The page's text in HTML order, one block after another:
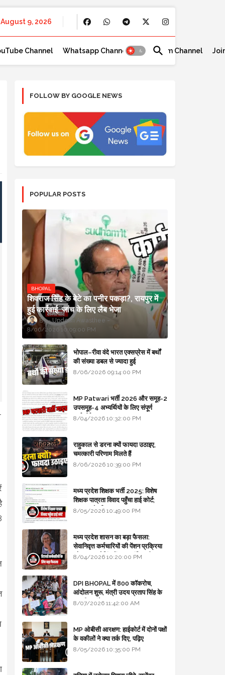
August 9, 2026
Channel Whatsapp Channel Telegram Channel
FOLLOW BY GOOGLE NEWS
POPULAR POSTS
BHOPAL
शिवराज सिंह के बेटे का पनीर पकड़ा?, रायपुर में
हुई कार्रवाई, जांच के लिए लैब भेजा
Updesh Awasthee
8/06/2026 10:09:00 PM
भोपाल–रीवा वंदे भारत एक्सप्रेस में बर्थों
की संख्या डबल से ज्यादा हुई
8/06/2026 09:14:00 PM
MP Patwari भर्ती 2026 और समूह-2
उपसमूह-4 अभ्यर्थियों के लिए संपूर्ण
मार्गदर्शिका
8/04/2026 10:32:00 PM
राहुकाल से डरना क्यों फायदा उठाइए,
चमत्कारी परिणाम मिलते हैं
8/06/2026 10:39:00 PM
मध्य प्रदेश शिक्षक भर्ती 2025: विशेष
शिक्षक पात्रता विवाद पहुँचा हाई कोर्ट;
सरकार से माँगा जवाब
8/05/2026 10:49:00 PM
मध्य प्रदेश शासन का बड़ा फैसला:
सेवानिवृत्त कर्मचारियों की पेंशन प्रक्रिया
और बजट कोडिंग में हुए क्रांतिकारी
8/04/2026 10:20:00 PM
DPI BHOPAL में 800 कॉकरोच,
आंदोलन शुरू, मंत्री उदय प्रताप सिंह के
घर भी जाएंगे
8/07/2026 11:42:00 AM
MP ओबीसी आरक्षण: हाईकोर्ट में दोनों पक्षों
के वकीलों ने क्या तर्क दिए, पढ़िए
8/05/2026 10:35:00 PM